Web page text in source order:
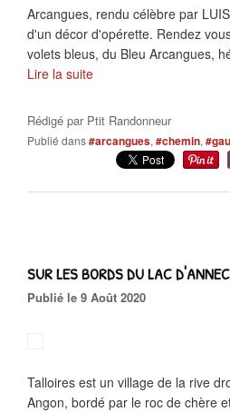
Arcangues, rendu célèbre par
d'un décor d'opérette. Rendez
volets bleus, du Bleu Arcangues,
Lire la suite
Rédigé par Ptit Randonneur
Publié dans#arcangues, #chemin,
SUR LES BORDS DU LAC
Publié le 9 Août 2020
Talloires est un village de la rive
Angon, bordé par le roc de chère